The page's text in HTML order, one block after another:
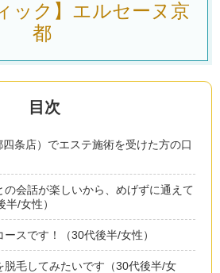
ック】エルセーヌ京
都
条店）でエステ施術を受けた方の口
の会話が楽しいから、めげずに通えて
/女性）
スです！（30代後半/女性）
脱毛してみたいです（30代後半/女